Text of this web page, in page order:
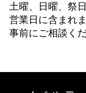
土曜、日曜、祭
営業日に含まれ
事前にご相談くだ